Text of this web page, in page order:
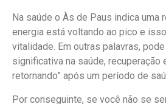
Na saúde o Às de Paus indica uma
energia está voltando ao pico e
vitalidade. Em outras palavras,
significativa na saúde, recuperação
retornando” após um período de
Por conseguinte, se você não se